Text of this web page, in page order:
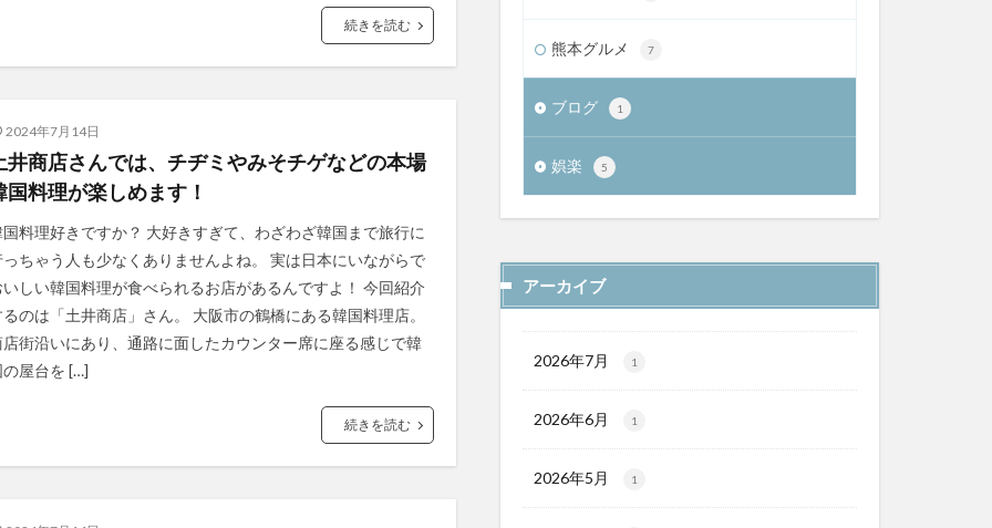
続きを読む
2024年7月14日
井商店さんでは、チヂミやみそチゲなどの本場
国料理が楽しめます！
国料理好きですか？ 大好きすぎて、わざわざ韓国まで旅行に
っちゃう人も少なくありませんよね。 実は日本にいながらで
いしい韓国料理が食べられるお店があるんですよ！ 今回紹介
のは「土井商店」さん。 大阪市の鶴橋にある韓国料理店。
店街沿いにあり、通路に面したカウンター席に座る感じで韓
の屋台を […]
続きを読む
熊本グルメ 7
ブログ 1
娯楽 5
アーカイブ
2026年7月 1
2026年6月 1
2026年5月 1